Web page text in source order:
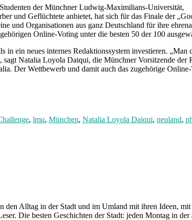
der Münchner Ludwig-Maximilians-Universität,
und Geflüchtete anbietet, hat sich für das Finale der
und Organisationen aus ganz Deutschland für ihre
Online-Voting unter die besten 50 der 100
in ein neues internes Redaktionssystem investieren.
Natalia Loyola Daiqui, die Münchner Vorsitzende
Der Wettbewerb und damit auch das zugehörige
, lmu, München, Natalia Loyola Daiqui, neuland,
den Alltag in der Stadt und im Umland mit ihren Ideen,
Die besten Geschichten der Stadt: jeden Montag in der